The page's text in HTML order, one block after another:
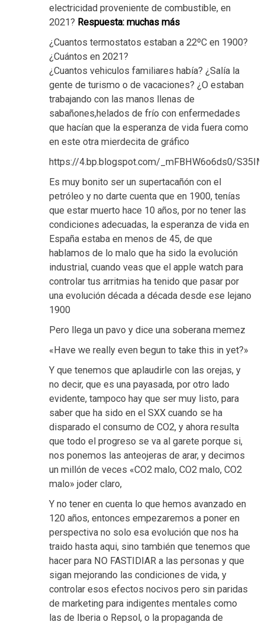
electricidad proveniente de combustible, en
2021? Respuesta: muchas más
¿Cuantos termostatos estaban a 22ºC en 1900?
¿Cuántos en 2021?
¿Cuantos vehiculos familiares había? ¿Salía la
gente de turismo o de vacaciones? ¿O estaban
trabajando con las manos llenas de
sabañones,helados de frío con enfermedades
que hacían que la esperanza de vida fuera como
en este otra mierdecita de gráfico
https://4.bp.blogspot.com/_mFBHW6o6ds0/
Es muy bonito ser un supertacañón con el
petróleo y no darte cuenta que en 1900, tenías
que estar muerto hace 10 años, por no tener las
condiciones adecuadas, la esperanza de vida en
España estaba en menos de 45, de que
hablamos de lo malo que ha sido la evolución
industrial, cuando veas que el apple watch para
controlar tus arritmias ha tenido que pasar por
una evolución década a década desde ese lejano
1900
Pero llega un pavo y dice una soberana memez
«Have we really even begun to take this in yet?»
Y que tenemos que aplaudirle con las orejas, y
no decir, que es una payasada, por otro lado
evidente, tampoco hay que ser muy listo, para
saber que ha sido en el SXX cuando se ha
disparado el consumo de CO2, y ahora resulta
que todo el progreso se va al garete porque si,
nos ponemos las anteojeras de arar, y decimos
un millón de veces «CO2 malo, CO2 malo, CO2
malo» joder claro,
Y no tener en cuenta lo que hemos avanzado en
120 años, entonces empezaremos a poner en
perspectiva no solo esa evolución que nos ha
traido hasta aqui, sino también que tenemos que
hacer para NO FASTIDIAR a las personas y que
sigan mejorando las condiciones de vida, y
controlar esos efectos nocivos pero sin paridas
de marketing para indigentes mentales como
las de Iberia o Repsol, o la propaganda de